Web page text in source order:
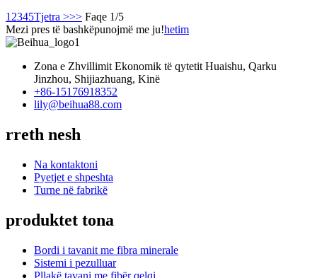
12345Tjetra >>> Faqe 1/5
Mezi pres të bashkëpunojmë me ju!hetim
Zona e Zhvillimit Ekonomik të qytetit Huaishu, Qarku
Jinzhou, Shijiazhuang, Kinë
+86-15176918352
lily@beihua88.com
rreth nesh
Na kontaktoni
Pyetjet e shpeshta
Turne në fabrikë
produktet tona
Bordi i tavanit me fibra minerale
Sistemi i pezulluar
Pllakë tavani me fibër qelqi